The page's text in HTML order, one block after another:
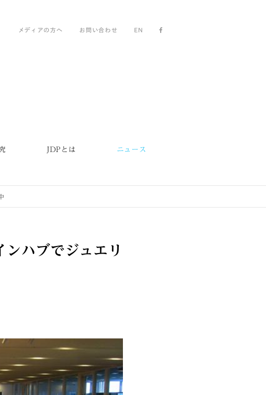
メディアの方へ お問い合わせ EN
JDPとは ニュース
ンハブでジュエリ